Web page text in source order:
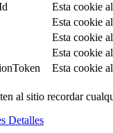
Esta cookie
Esta cookie
Esta cookie
Esta cookie
Esta cookie
al sitio recordar
Detalles